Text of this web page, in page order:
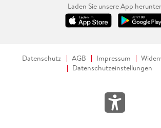
Laden Sie unsere App
Datenschutz AGB Impressum
Datenschutzeinstellungen